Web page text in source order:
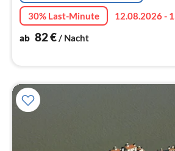
30% Last-Minute
12.08.2026 -
ab 82€/ Nacht